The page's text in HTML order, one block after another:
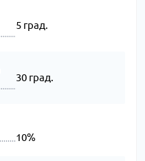
5 град.
30 град.
10%